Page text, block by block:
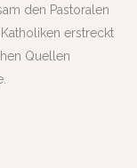
den Pastoralen
erstreckt
Quellen